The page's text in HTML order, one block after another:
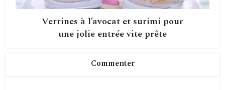
Verrines à l’avocat et surimi pour
une jolie entrée vite prête
Commenter